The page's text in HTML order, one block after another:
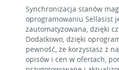
Synchronizacja stanów
oprogramowaniu Sellasist
zautomatyzowana, dzięki
Dodatkowo, dzięki
pewność, że korzystasz z
opisów i cen w ofertach,